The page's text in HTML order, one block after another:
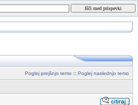
Poglej prejšnjo temo :: Poglej naslednjo temo